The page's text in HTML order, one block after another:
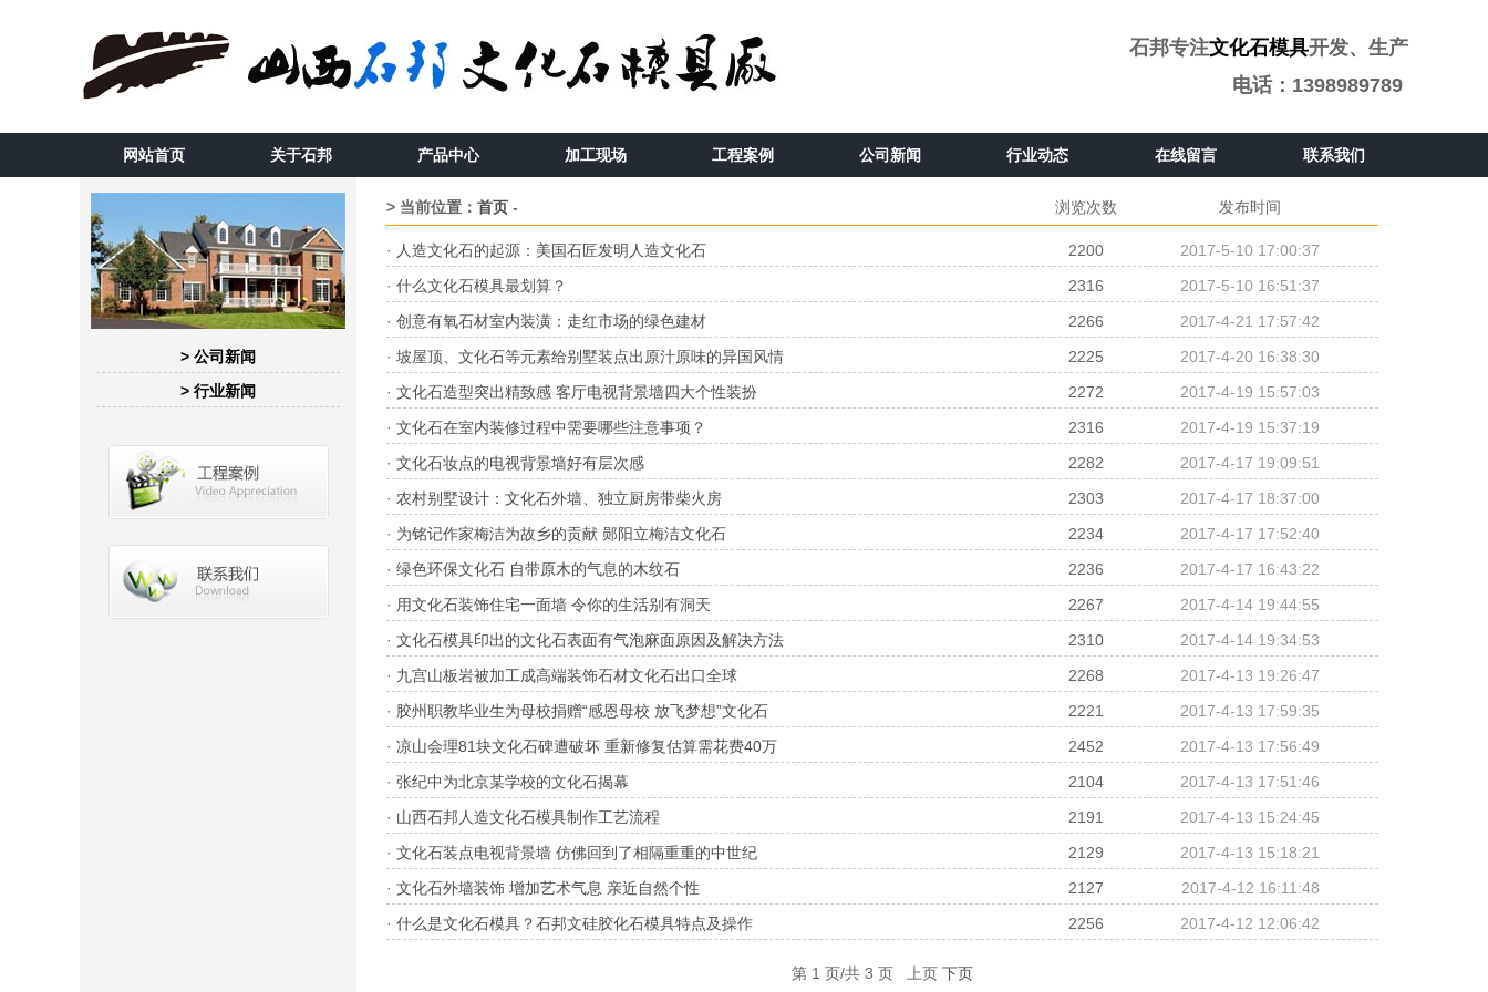
石邦专注文化石模具开发、生产
电话：1398989789
网站首页 关于石邦 产品中心 加工现场 工程案例 公司新闻 行业动态 在线留言 联系我们
> 公司新闻
> 行业新闻
> 当前位置： 首页 - 浏览次数 发布时间
· 人造文化石的起源：美国石匠发明人造文化石 2200
2017-5-10 17:00:37
· 什么文化石模具最划算？ 2316
2017-5-10 16:51:37
· 创意有氧石材室内装潢：走红市场的绿色建材 2266
2017-4-21 17:57:42
· 坡屋顶、文化石等元素给别墅装点出原汁原味的异国风情 2225
2017-4-20 16:38:30
· 文化石造型突出精致感 客厅电视背景墙四大个性装扮 2272
2017-4-19 15:57:03
· 文化石在室内装修过程中需要哪些注意事项？ 2316
2017-4-19 15:37:19
· 文化石妆点的电视背景墙好有层次感 2282
2017-4-17 19:09:51
· 农村别墅设计：文化石外墙、独立厨房带柴火房 2303
2017-4-17 18:37:00
· 为铭记作家梅洁为故乡的贡献 郧阳立梅洁文化石 2234
2017-4-17 17:52:40
· 绿色环保文化石 自带原木的气息的木纹石 2236
2017-4-17 16:43:22
· 用文化石装饰住宅一面墙 令你的生活别有洞天 2267
2017-4-14 19:44:55
· 文化石模具印出的文化石表面有气泡麻面原因及解决方法 2310
2017-4-14 19:34:53
· 九宫山板岩被加工成高端装饰石材文化石出口全球 2268
2017-4-13 19:26:47
· 胶州职教毕业生为母校捐赠“感恩母校 放飞梦想”文化石 2221
2017-4-13 17:59:35
· 凉山会理81块文化石碑遭破坏 重新修复估算需花费40万 2452
2017-4-13 17:56:49
· 张纪中为北京某学校的文化石揭幕 2104
2017-4-13 17:51:46
· 山西石邦人造文化石模具制作工艺流程 2191
2017-4-13 15:24:45
· 文化石装点电视背景墙 仿佛回到了相隔重重的中世纪 2129
2017-4-13 15:18:21
· 文化石外墙装饰 增加艺术气息 亲近自然个性 2127
2017-4-12 16:11:48
· 什么是文化石模具？石邦文硅胶化石模具特点及操作 2256 2017-4-12 12:06:42
第 1 页/共 3 页 上页 下页